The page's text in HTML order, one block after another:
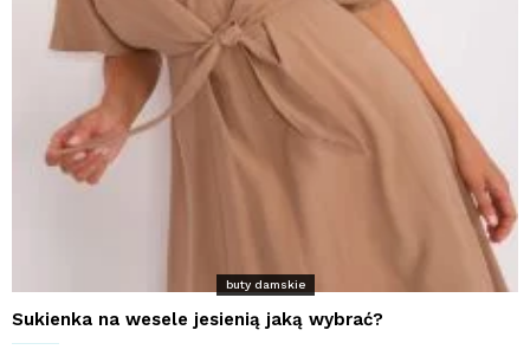
buty damskie
Sukienka na wesele jesienią jaką wybrać?